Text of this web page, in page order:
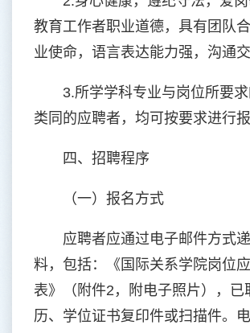
教育工作者职业道德，具有团队
业使命，语言表达能力强，沟通交
3.所学学科专业与岗位所要
类同的应聘者，均可按要求进行报
四、招聘程序
（一）报名方式
应聘者应通过电子邮件方式
料，包括：《国际关系学院岗位
表》（附件2，附电子照片），已
历、学位证书复印件或扫描件。电